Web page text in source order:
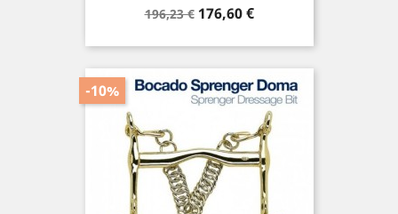
Precio
196,23 € Precio
176,60 €
-10%